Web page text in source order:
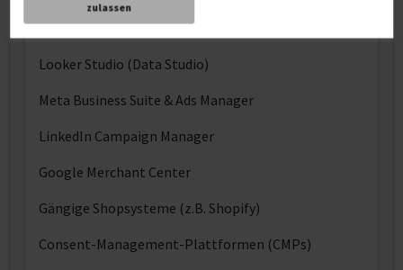
zulassen
Google Tag Manager (GTM)
Looker Studio (Data Studio)
Meta Business Suite & Ads Manager
LinkedIn Campaign Manager
Google Merchant Center
Gängige Shopsysteme (z.B. Shopify)
Consent-Management-Plattformen (CMPs)